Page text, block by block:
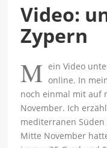
Video:
Zypern
M ein Video
online. In
noch einmal mit auf
November. Ich
mediterranen
Mitte November